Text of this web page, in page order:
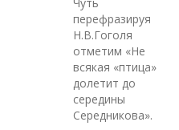
перефразируя
Н.В.Гоголя
отметим «Не
всякая «птица»
долетит до
середины
Середникова».